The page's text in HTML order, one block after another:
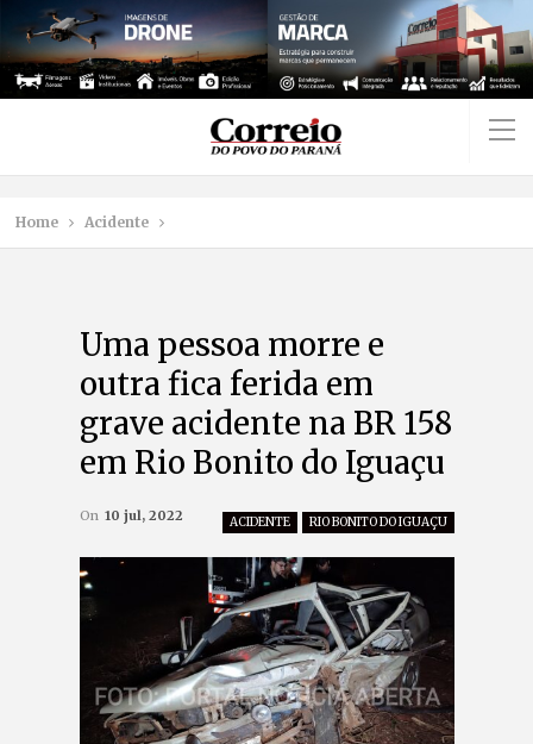
Home Acidente
Uma pessoa morre e
outra fica ferida em
grave acidente na BR 158
em Rio Bonito do Iguaçu
ACIDENTE RIO BONITO DO IGUAÇU
On 10 jul, 2022